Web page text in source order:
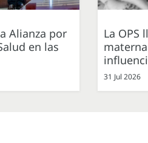
Alianza por
en las
La OPS
31 Jul 2026